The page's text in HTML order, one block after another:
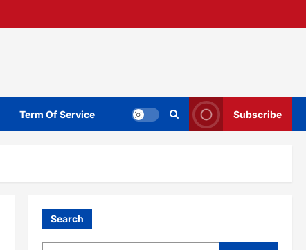
Term Of Service Subscribe
Search